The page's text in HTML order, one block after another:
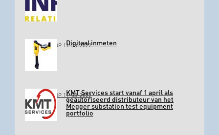
GEPLAATST OP 11-03-2022Digitaal inmeten
GEPLAATST OP 11-03-2022KMT Services start vanaf 1 april als
geautoriseerd distributeur van het
Megger substation test equipment
portfolio